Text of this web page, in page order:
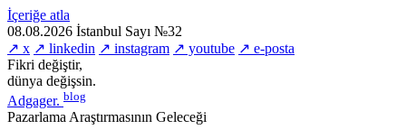
İçeriğe atla
08.08.2026 İstanbul Sayı №32
↗ x ↗ linkedin ↗ instagram ↗ youtube ↗ e-posta
Fikri değiştir,
dünya değişsin.
Adgager. blog
Pazarlama Araştırmasının Geleceği